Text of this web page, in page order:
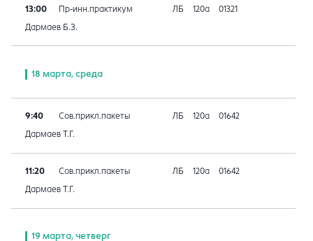
13:00 Пр-инн.практикум ЛБ 120а 01321
Дармаев Б.З.
18 марта, среда
9:40 Сов.прикл.пакеты ЛБ 120а 01642
Дармаев Т.Г.
11:20 Сов.прикл.пакеты ЛБ 120а 01642
Дармаев Т.Г.
19 марта, четверг